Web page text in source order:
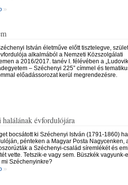
»
István életműve előtt tisztelegve,
alkalmából a Nemzeti Közszolgálati
a 2016/2017. tanév I. félévében a
– Széchenyi 225” címmel és
előadássorozat kerül megrendezésre.
évfordulójára
bocsátott ki Széchenyi István (1791-1860)
pénteken a Magyar Posta Nagycenken,
a Széchenyi-család síremlékét és
vette. Tetszik-e vagy sem. Büszkék vagyunk-
mi Széchenyinkre?
»